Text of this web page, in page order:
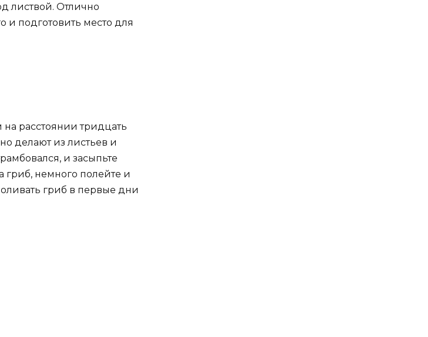
листвой. Отлично
и подготовить место для
расстоянии тридцать
делают из листьев и
и засыпьте
гриб, немного полейте и
гриб в первые дни